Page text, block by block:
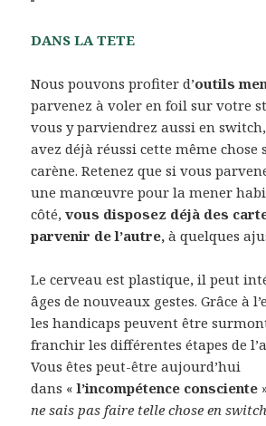
DANS LA TETE
Nous pouvons profiter d’outils
parvenez à voler en foil sur votre
vous y parviendrez aussi en
avez déjà réussi cette même chose
carène. Retenez que si vous
une manœuvre pour la mener
côté,vous disposez déjà des
parvenir de l’autre, à quelques
Le cerveau est plastique, il peut
âges de nouveaux gestes. Grâce à
les handicaps peuvent être
franchir les différentes étapes de
Vous êtes peut-être aujourd’hui
dans «l’incompétence consciente
ne sais pas faire telle chose en switch